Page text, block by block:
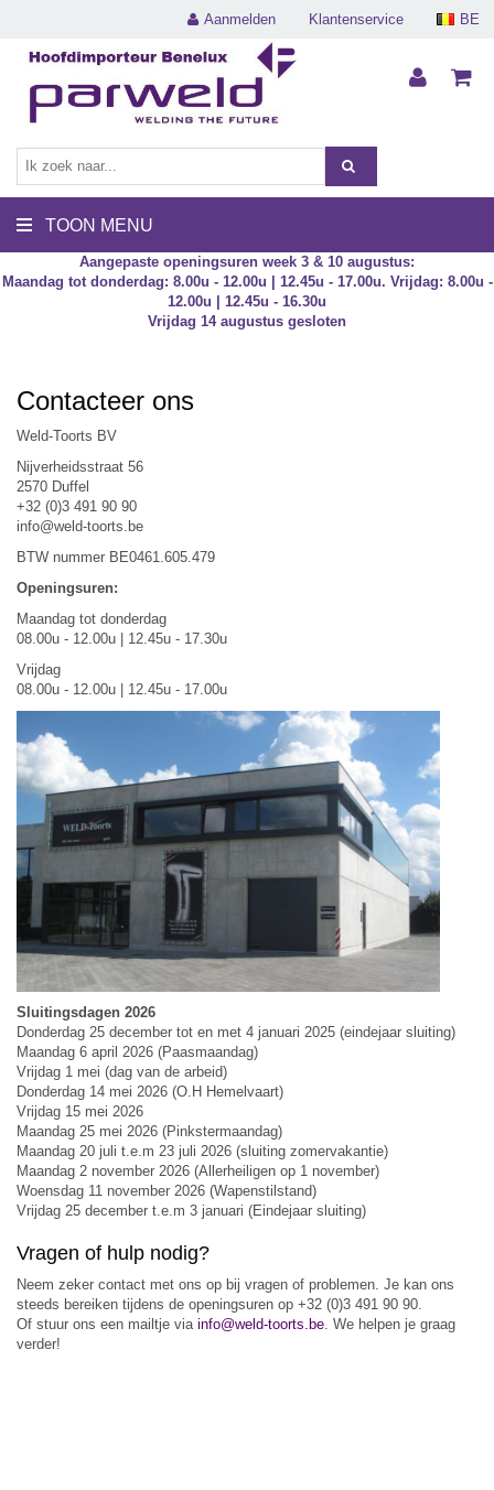
BE
Klantenservice
Aanmelden
TOON MENU
Aangepaste openingsuren week 3 & 10 augustus:
Maandag tot donderdag: 8.00u - 12.00u | 12.45u - 17.00u. Vrijdag: 8.00u -
12.00u | 12.45u - 16.30u
Vrijdag 14 augustus gesloten
Contacteer ons
Weld-Toorts BV
Nijverheidsstraat 56
2570 Duffel
+32 (0)3 491 90 90
info@weld-toorts.be
BTW nummer BE0461.605.479
Openingsuren:
Maandag tot donderdag
08.00u - 12.00u | 12.45u - 17.30u
Vrijdag
08.00u - 12.00u | 12.45u - 17.00u
Sluitingsdagen 2026
Donderdag 25 december tot en met 4 januari 2025 (eindejaar sluiting)
Maandag 6 april 2026 (Paasmaandag)
Vrijdag 1 mei (dag van de arbeid)
Donderdag 14 mei 2026 (O.H Hemelvaart)
Vrijdag 15 mei 2026
Maandag 25 mei 2026 (Pinkstermaandag)
Maandag 20 juli t.e.m 23 juli 2026 (sluiting zomervakantie)
Maandag 2 november 2026 (Allerheiligen op 1 november)
Woensdag 11 november 2026 (Wapenstilstand)
Vrijdag 25 december t.e.m 3 januari (Eindejaar sluiting)
Vragen of hulp nodig?
Neem zeker contact met ons op bij vragen of problemen. Je kan ons
steeds bereiken tijdens de openingsuren op +32 (0)3 491 90 90.
Of stuur ons een mailtje via info@weld-toorts.be. We helpen je graag
verder!